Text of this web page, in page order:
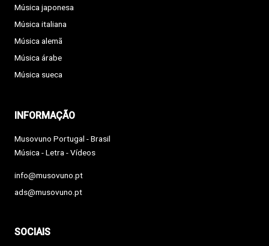
Música japonesa
Música italiana
Música alemã
Música árabe
Música sueca
INFORMAÇÃO
Musovuno Portugal - Brasil
Música - Letra - Vídeos
info@musovuno.pt
ads@musovuno.pt
SOCIAIS